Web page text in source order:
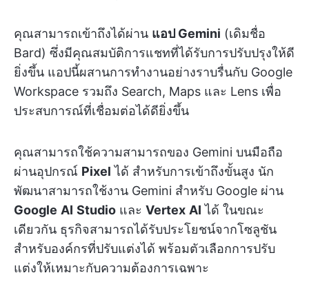
คุณสามารถเข้าถึงได้ผ่าน แอป Gemini (เดิมชื่อ
Bard) ซึ่งมีคุณสมบัติการแชทที่ได้รับการปรับปรุงให้ดี
ยิ่งขึ้น แอปนี้ผสานการทำงานอย่างราบรื่นกับ Google
Workspace รวมถึง Search, Maps และ Lens เพื่อ
ประสบการณ์ที่เชื่อมต่อได้ดียิ่งขึ้น
คุณสามารถใช้ความสามารถของ Gemini บนมือถือ
ผ่านอุปกรณ์ Pixel ได้ สำหรับการเข้าถึงขั้นสูง นัก
พัฒนาสามารถใช้งาน Gemini สำหรับ Google ผ่าน
Google AI Studio และ Vertex AI ได้ ในขณะ
เดียวกัน ธุรกิจสามารถได้รับประโยชน์จากโซลูชัน
สำหรับองค์กรที่ปรับแต่งได้ พร้อมตัวเลือกการปรับ
แต่งให้เหมาะกับความต้องการเฉพาะ